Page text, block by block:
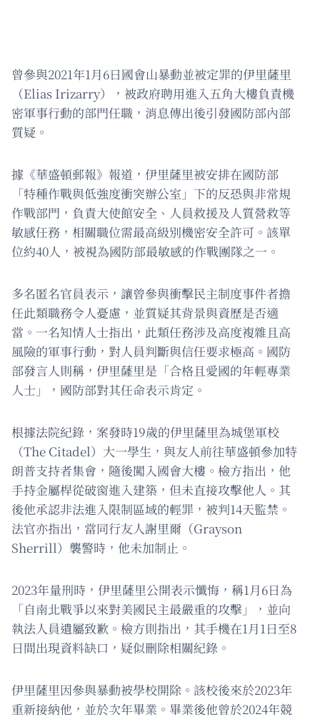
曾參與2021年1月6日國會山暴動並被定罪的伊里薩里
（Elias Irizarry），被政府聘用進入五角大樓負責機
密軍事行動的部門任職，消息傳出後引發國防部內部
質疑。
據《華盛頓郵報》報道，伊里薩里被安排在國防部
「特種作戰與低強度衝突辦公室」下的反恐與非常規
作戰部門，負責大使館安全、人員救援及人質營救等
敏感任務，相關職位需最高級別機密安全許可。該單
位約40人，被視為國防部最敏感的作戰團隊之一。
多名匿名官員表示，讓曾參與衝擊民主制度事件者擔
任此類職務令人憂慮，並質疑其背景與資歷是否適
當。一名知情人士指出，此類任務涉及高度複雜且高
風險的軍事行動，對人員判斷與信任要求極高。國防
部發言人則稱，伊里薩里是「合格且愛國的年輕專業
人士」，國防部對其任命表示肯定。
根據法院紀錄，案發時19歲的伊里薩里為城堡軍校
（The Citadel）大一學生，與友人前往華盛頓參加特
朗普支持者集會，隨後闖入國會大樓。檢方指出，他
手持金屬桿從破窗進入建築，但未直接攻擊他人。其
後他承認非法進入限制區域的輕罪，被判14天監禁。
法官亦指出，當同行友人謝里爾（Grayson
Sherrill）襲警時，他未加制止。
2023年量刑時，伊里薩里公開表示懺悔，稱1月6日為
「自南北戰爭以來對美國民主最嚴重的攻擊」，並向
執法人員遺屬致歉。檢方則指出，其手機在1月1日至8
日間出現資料缺口，疑似刪除相關紀錄。
伊里薩里因參與暴動被學校開除。該校後來於2023年
重新接納他，並於次年畢業。畢業後他曾於2024年競